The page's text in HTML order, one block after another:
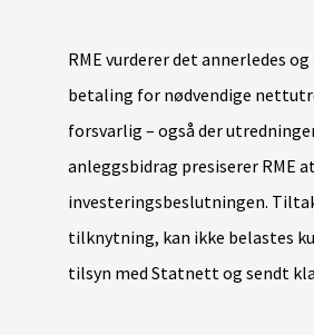
RME vurderer det annerledes
betaling for nødvendige
forsvarlig – også der
anleggsbidrag presiserer RME
investeringsbeslutningen.
tilknytning, kan ikke belastes
tilsyn med Statnett og sendt